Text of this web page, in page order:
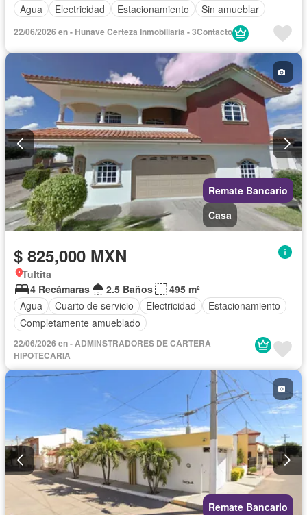
Agua
Electricidad Estacionamiento Sin amueblar
22/06/2026 en - Hunave Certeza Inmobiliaria - 3Contacto
Remate Bancario
Casa
$ 825,000 MXN
Tultita
4 Recámaras
2.5 Baños
495 m²
Agua
Cuarto de servicio Electricidad
Estacionamiento
Completamente amueblado
22/06/2026 en - ADMINSTRADORES DE CARTERA
HIPOTECARIA
Remate Bancario